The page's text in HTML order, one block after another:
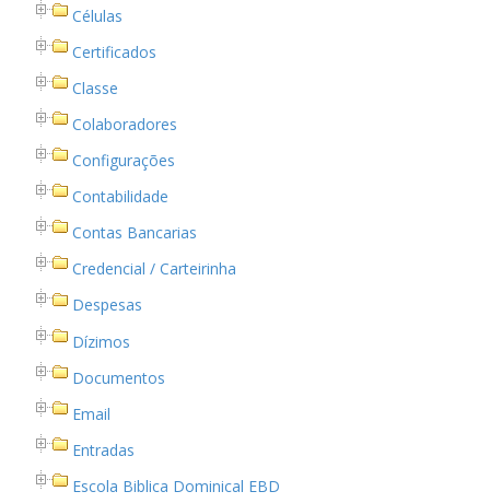
Células
Certificados
Classe
Colaboradores
Configurações
Contabilidade
Contas Bancarias
Credencial / Carteirinha
Despesas
Dízimos
Documentos
Email
Entradas
Escola Biblica Dominical EBD